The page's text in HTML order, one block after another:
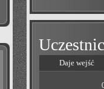
Daje wejść